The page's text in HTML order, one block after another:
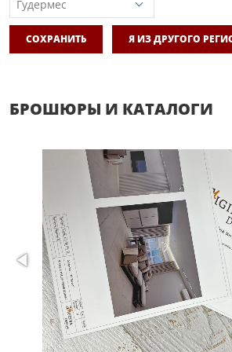
СОХРАНИТЬ Я ИЗ ДРУГОГО
БРОШЮРЫ И КАТАЛОГИ